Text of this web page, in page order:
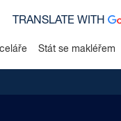
Stát se makléřem
TRANSLATE WITH